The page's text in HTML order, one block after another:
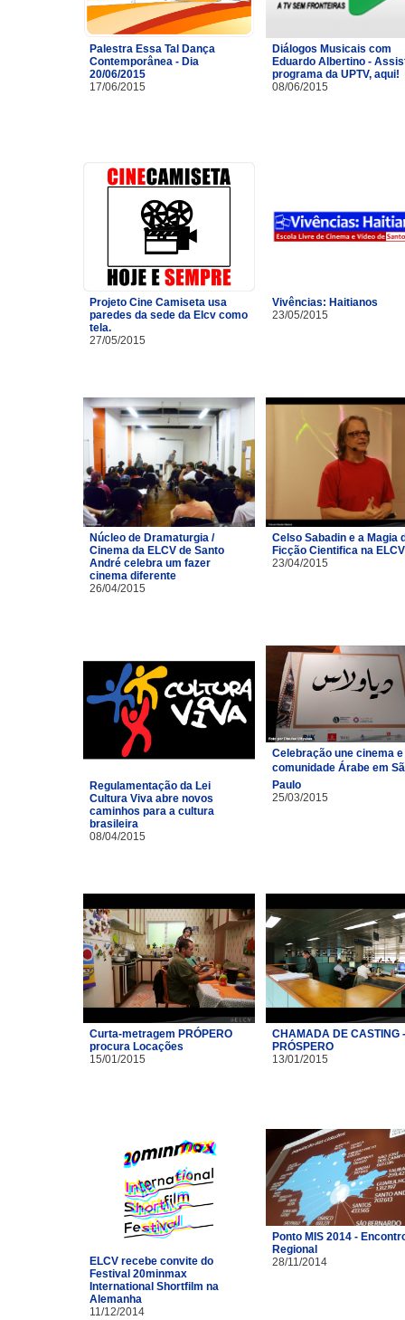
Palestra Essa Tal Dança
Contemporânea - Dia
20/06/2015
17/06/2015
Diálogos Musicais com
Eduardo Albertino -
programa da UPTV, aqui!
08/06/2015
Projeto Cine Camiseta usa
paredes da sede da Elcv como
tela.
27/05/2015
Vivências: Haitianos
23/05/2015
Núcleo de Dramaturgia /
Cinema da ELCV de Santo
André celebra um fazer
cinema diferente
26/04/2015
Celso Sabadin e a Magia
Ficção Cientifica na ELCV
23/04/2015
Regulamentação da Lei
Cultura Viva abre novos
caminhos para a cultura
brasileira
08/04/2015
Celebração une cinema e
comunidade Árabe em
Paulo
25/03/2015
Curta-metragem PRÓPERO
procura Locações
15/01/2015
CHAMADA DE CASTING -
PRÓSPERO
13/01/2015
ELCV recebe convite do
Festival 20minmax
International Shortfilm na
Alemanha
11/12/2014
Ponto MIS 2014 -
Regional
28/11/2014